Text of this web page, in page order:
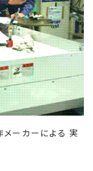
メーカーによる 実